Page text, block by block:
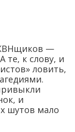
—
те, к слову, и
ловить,
и
шутов мало